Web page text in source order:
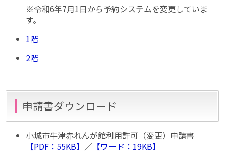
※令和6年7月1日から予約システムを変更していま
す。
1階
2階
申請書ダウンロード
小城市牛津赤れんが館利用許可（変更）申請書
【PDF：55KB】 ／ 【ワード：19KB】